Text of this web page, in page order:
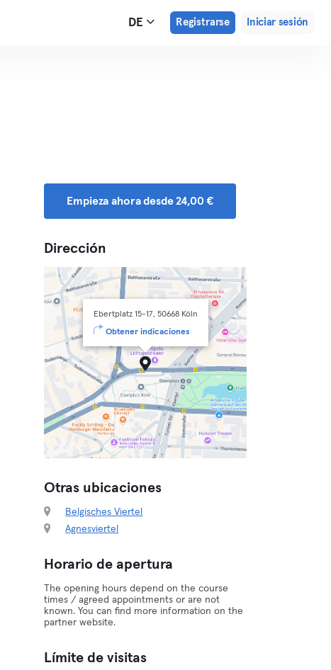
DE Registrarse Iniciar sesión
Empieza ahora desde 24,00 €
Dirección
Ebertplatz 15-17, 50668 Köln
Obtener indicaciones
Otras ubicaciones
Belgisches Viertel
Agnesviertel
Horario de apertura
The opening hours depend on the course
times / agreed appointments or are not
known. You can find more information on the
partner website.
Límite de visitas